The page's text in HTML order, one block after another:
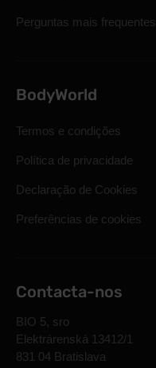
Perguntas mais frequentes
BodyWorld
Termos e condições
Política de privacidade
Declaração de Cookies
Preferências de cookies
Contacta-nos
BIO 5, sro
Elektrárenská 13412/1
831 04 Bratislava